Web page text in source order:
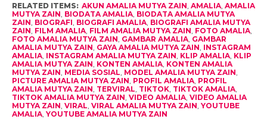
RELATED ITEMS: AKUN AMALIA MUTYA ZAIN AMALIA, AMALIA
MUTYA ZAIN BIODATA AMALIA, BIODATA AMALIA MUTYA
ZAIN BIOGRAFI BIOGRAFI AMALIA, BIOGRAFI AMALIA MUTYA
ZAIN FILM AMALIA, FILM AMALIA MUTYA ZAIN FOTO AMALIA,
FOTO AMALIA MUTYA ZAIN GAMBAR AMALIA, GAMBAR
AMALIA MUTYA ZAIN GAYA AMALIA MUTYA ZAIN INSTAGRAM
AMALIA, INSTAGRAM AMALIA MUTYA ZAIN KLIP AMALIA, KLIP
AMALIA MUTYA ZAIN KONTEN AMALIA, KONTEN AMALIA
MUTYA ZAIN MEDIA SOSIAL MODEL AMALIA MUTYA ZAIN
PICTURE AMALIA MUTYA ZAIN PROFIL AMALIA, PROFIL
AMALIA MUTYA ZAIN TERVIRAL TIKTOK, TIKTOK AMALIA,
TIKTOK AMALIA MUTYA ZAIN VIDEO AMALIA, VIDEO AMALIA
MUTYA ZAIN VIRAL VIRAL AMALIA MUTYA ZAIN YOUTUBE
AMALIA, YOUTUBE AMALIA MUTYA ZAIN